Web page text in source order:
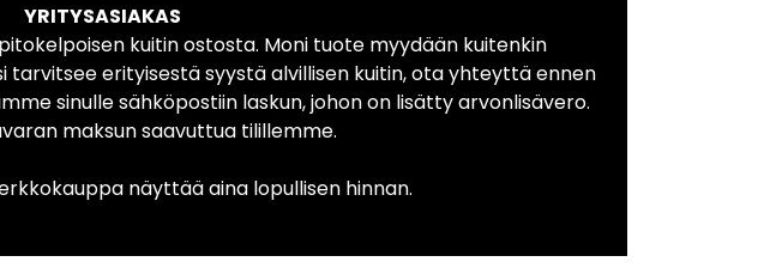
YRITYSASIAKAS
kuitin ostosta. Moni tuote myydään kuitenkin
tarvitsee erityisestä syystä alvillisen kuitin, ota yhteyttä ennen
sinulle sähköpostiin laskun, johon on lisätty arvonlisävero.
maksun saavuttua tilillemme.
näyttää aina lopullisen hinnan.